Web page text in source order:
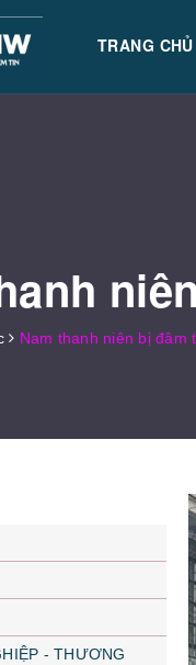
TRANG CHỦ
Nam thanh niên bị đâm
- THƯƠNG